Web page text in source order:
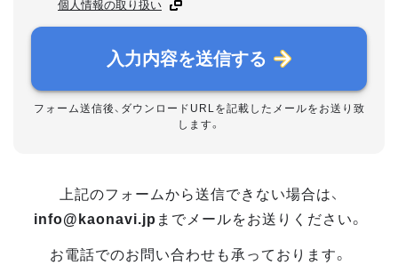
個人情報の取り扱い
入力内容を送信する
フォーム送信後、ダウンロードURLを記載したメールをお送り致
します。
上記のフォームから送信できない場合は、
info@kaonavi.jp までメールをお送りください。
お電話でのお問い合わせも承っております。